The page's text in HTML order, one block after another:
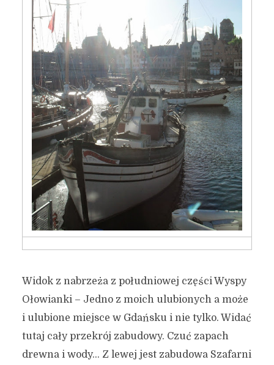
Widok z nabrzeża z południowej części Wyspy
Ołowianki – Jedno z moich ulubionych a może
i ulubione miejsce w Gdańsku i nie tylko. Widać
tutaj cały przekrój zabudowy. Czuć zapach
drewna i wody… Z lewej jest zabudowa Szafarni